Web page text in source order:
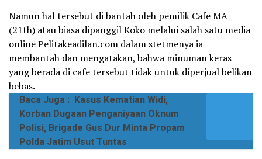
Namun hal tersebut di bantah oleh pemilik Cafe MA
(21th) atau biasa dipanggil Koko melalui salah satu media
online Pelitakeadilan.com dalam stetmenya ia
membantah dan mengatakan, bahwa minuman keras
yang berada di cafe tersebut tidak untuk diperjual belikan
bebas.
Baca Juga : Kasus Kematian Widi,
Korban Dugaan Penganiyaan Oknum
Polisi, Brigade Gus Dur Minta Propam
Polda Jatim Usut Tuntas